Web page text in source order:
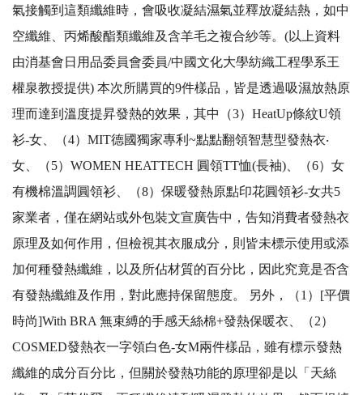
氣接觸到這類纖維時，會吸收凝結濕氣並釋放凝結熱，如中
空纖維、丙烯酸酯類纖維及含羊毛之複合紗等。(以上資料
由消基會日用品委員會委員/中國文化大學紡織工程學系王
權泉教授提供) 本次所購買的9件樣品，皆是透過吸濕放熱原
理而達到溫度提昇發熱的效果，其中（3）HeatUp條紋U領
衫-女、（4）MIT德國獨家專利~點點翻領智慧型發熱衣‧
女、（5）WOMEN HEATTECH 圓領TT恤(長袖)、（6）女
有機棉溫調圓領衫、（8）保暖發熱原點印花圓領衫-女共5
家業者，僅在網站或外包裝文宣廣告中，告知消費者發熱衣
原理及如何作用，但檢視其衣服成分，則皆未標示使用或添
加何種發熱纖維，以及所佔材質的百分比，因此究竟是否含
有發熱纖維及作用，對此應持保留態度。 另外，（1）[平價
時尚]With BRA 無束縛的手感天絲棉+發熱保暖衣、（2）
COSMED發熱衣一字領白色-女M兩件樣品，雖有標示發熱
纖維的成分百分比，但關於發熱功能的原理卻是以「天絲